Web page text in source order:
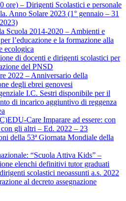
ore) – Dirigenti Scolastici e personale
Anno Solare 2023 (1° gennaio – 31
Scuola 2014-2020 – Ambienti e
l’educazione e la formazione alla
ecologica
di docenti e dirigenti scolastici per
del PNSD
2022 – Anniversario della
degli ebrei genovesi
I.C. Sestri disponibile per il
di incarico aggiuntivo di reggenza
Care Imparare ad essere: con
con gli altri – Ed. 2022 – 23
della 53ª Giornata Mondiale della
“Scuola Attiva Kids” –
elenchi definitivi tutor graduati
scolastici neoassunti a.s. 2022
al decreto assegnazione